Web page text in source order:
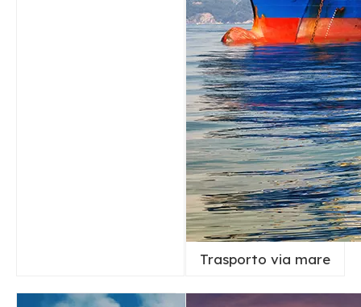
Trasporto via mare